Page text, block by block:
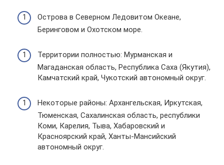
Острова в Северном Ледовитом Океане,
Беринговом и Охотском море.
Территории полностью: Мурманская и
Магаданская область, Республика Саха (Якутия),
Камчатский край, Чукотский автономный округ.
Некоторые районы: Архангельская, Иркутская,
Тюменская, Сахалинская область, республики
Коми, Карелия, Тыва, Хабаровский и
Красноярский край, Ханты-Мансийский
автономный округ.